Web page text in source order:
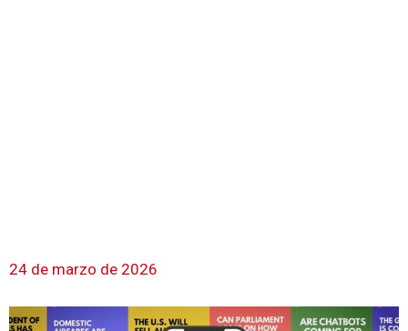
24 de marzo de 2026